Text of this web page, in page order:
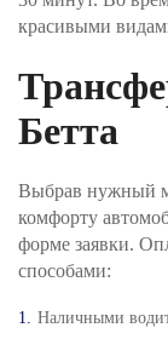
проверит
свяжется с
красивыми
Бетта
Выбрав нужный
комфорту
форме заявки.
способами:
Наличными